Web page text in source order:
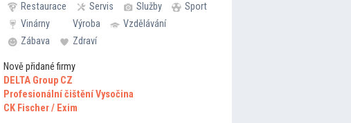
Restaurace
Servis Služby
Sport
Vinárny
Výroba
Vzdělávání
Zábava
Zdraví
Nově přidané firmy
DELTA Group CZ
Profesionální čištění Vysočina
CK Fischer / Exim